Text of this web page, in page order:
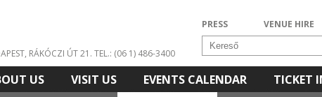
PRESS VENUE HIRE
RÁKÓCZI ÚT 21. TEL.: (06 1) 486-3400
US VISIT US EVENTS CALENDAR
TICKET